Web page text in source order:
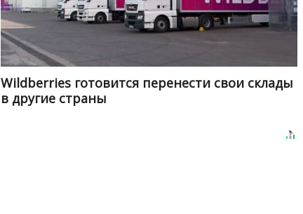
Wildberries готовится перенести свои склады
в другие страны